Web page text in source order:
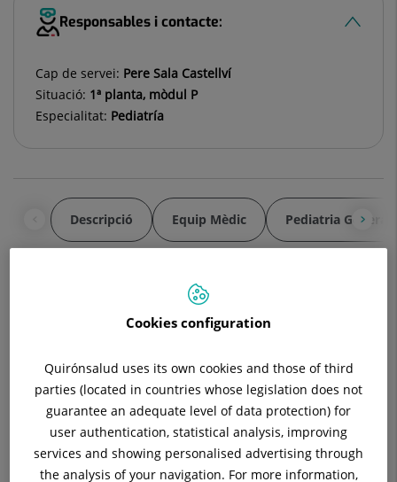
Responsables i contacte:
Cap de servei: Pere Sala Castellví
Situació: 1ª planta, mòdul P
Especialitat: Pediatría
Descripció Equip Mèdic Pediatria General
La sudamina infantil, què és i com
Les irritacions en la pell dels nounats és una de les patologies
més comunes, ja que la pell dels bebès és naturalment més
sensible que la dels adults, i pot sentir-se seca i irritada amb
major facilitat. Des del servei de Pediatria de l'Hospital
Universitari General de Catalunya ens expliquen què és la
Cookies configuration
Quirónsalud uses its own cookies and those of third
parties (located in countries whose legislation does not
guarantee an adequate level of data protection) for
user authentication, statistical analysis, improving
services and showing personalised advertising through
the analysis of your navigation. For more information,